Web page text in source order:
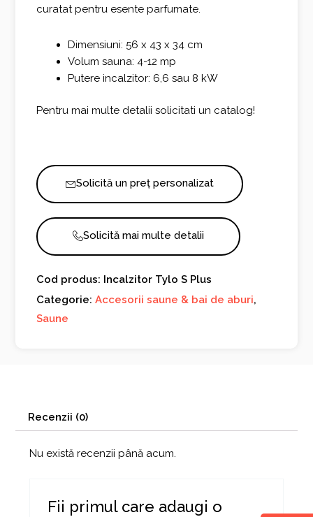
curatat pentru esente parfumate.
Dimensiuni: 56 x 43 x 34 cm
Volum sauna: 4-12 mp
Putere incalzitor: 6,6 sau 8 kW
Pentru mai multe detalii solicitati un catalog!
Solicită un preț personalizat
Solicită mai multe detalii
Cod produs: Incalzitor Tylo S Plus
Categorie:Accesorii saune & bai de aburi,
Saune
Recenzii (0)
Nu există recenzii până acum.
Fii primul care adaugi o